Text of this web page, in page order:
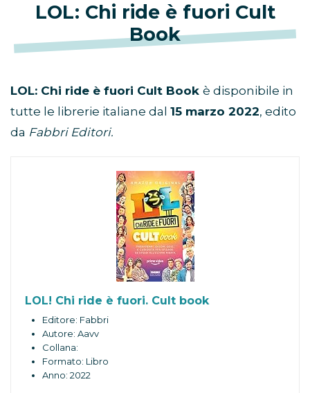
LOL: Chi ride è fuori Cult
Book
LOL: Chi ride è fuori Cult Book è disponibile in
tutte le librerie italiane dal 15 marzo 2022, edito
da Fabbri Editori.
LOL! Chi ride è fuori. Cult book
Editore: Fabbri
Autore: Aavv
Collana:
Formato: Libro
Anno: 2022